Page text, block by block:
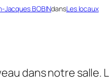
Jacques BOBINdansLes locaux
dans notre salle.